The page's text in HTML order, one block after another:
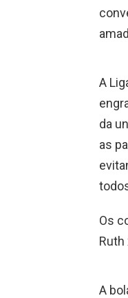
A
da
as
Os
Ruth
A